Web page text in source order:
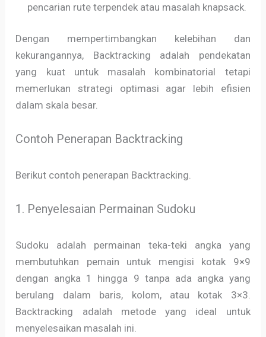
pencarian rute terpendek atau masalah knapsack.
Dengan mempertimbangkan kelebihan dan
kekurangannya, Backtracking adalah pendekatan
yang kuat untuk masalah kombinatorial tetapi
memerlukan strategi optimasi agar lebih efisien
dalam skala besar.
Contoh Penerapan Backtracking
Berikut contoh penerapan Backtracking.
1. Penyelesaian Permainan Sudoku
Sudoku adalah permainan teka-teki angka yang
membutuhkan pemain untuk mengisi kotak 9×9
dengan angka 1 hingga 9 tanpa ada angka yang
berulang dalam baris, kolom, atau kotak 3×3.
Backtracking adalah metode yang ideal untuk
menyelesaikan masalah ini.